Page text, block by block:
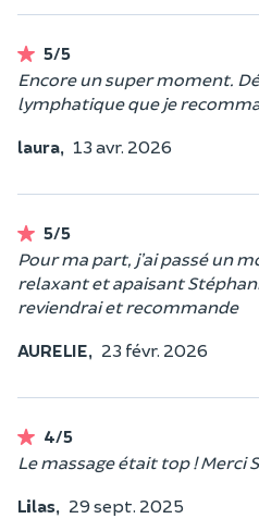
5/5
Encore un super moment.
lymphatique que je
laura, 13 avr. 2026
5/5
Pour ma part, j’ai passé un
relaxant et apaisant
reviendrai et recommande
AURELIE, 23 févr. 2026
4/5
Le massage était top ! Merci
Lilas, 29 sept. 2025